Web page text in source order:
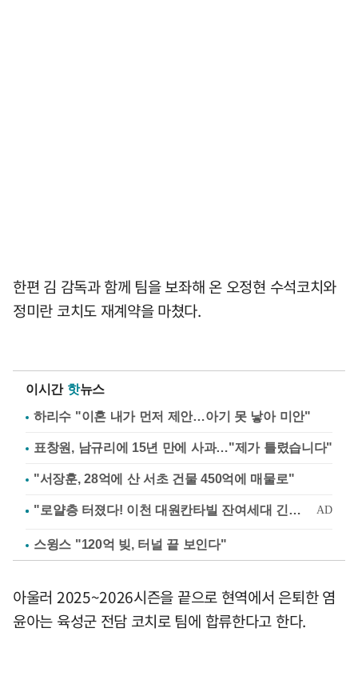
한편 김 감독과 함께 팀을 보좌해 온 오정현 수석코치와
정미란 코치도 재계약을 마쳤다.
이시간 핫뉴스
하리수 "이혼 내가 먼저 제안…아기 못 낳아 미안"
표창원, 남규리에 15년 만에 사과…"제가 틀렸습니다"
"서장훈, 28억에 산 서초 건물 450억에 매물로"
스윙스 "120억 빚, 터널 끝 보인다"
아울러 2025~2026시즌을 끝으로 현역에서 은퇴한 염
윤아는 육성군 전담 코치로 팀에 합류한다고 한다.